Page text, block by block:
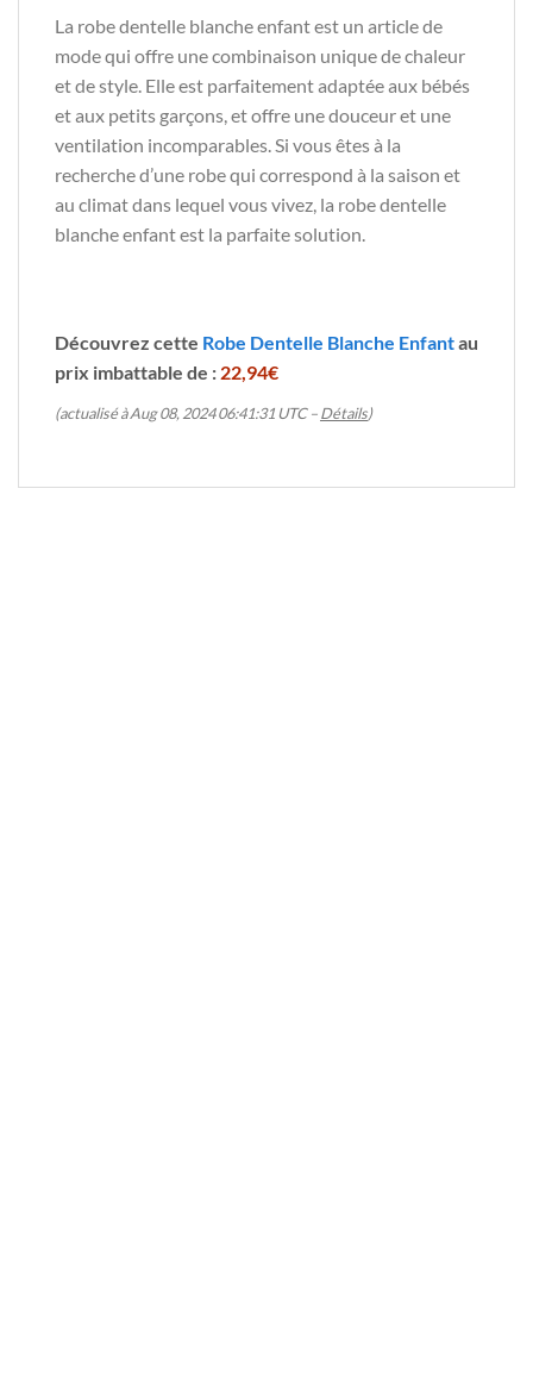
La robe dentelle blanche enfant est un article de
mode qui offre une combinaison unique de chaleur
et de style. Elle est parfaitement adaptée aux bébés
et aux petits garçons, et offre une douceur et une
ventilation incomparables. Si vous êtes à la
recherche d’une robe qui correspond à la saison et
au climat dans lequel vous vivez, la robe dentelle
blanche enfant est la parfaite solution.
Découvrez cette Robe Dentelle Blanche Enfantau
prix imbattable de : 22,94€
(actualisé à Aug 08, 2024 06:41:31 UTC –Détails)